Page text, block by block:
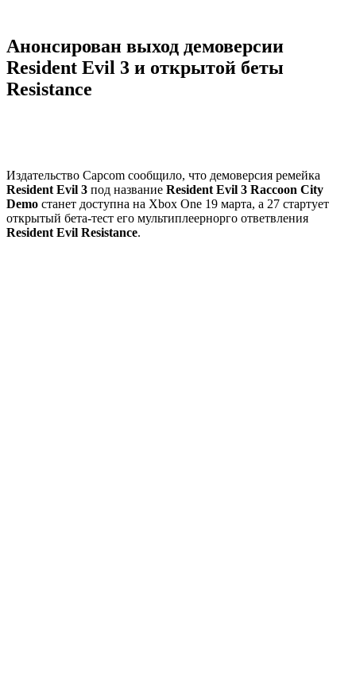
Анонсирован выход демоверсии
Resident Evil 3 и открытой беты
Resistance
Издательство Capcom сообщило, что демоверсия ремейка
Resident Evil 3 под название Resident Evil 3 Raccoon City
Demo станет доступна на Xbox One 19 марта, а 27 стартует
открытый бета-тест его мультиплеернорго ответвления
Resident Evil Resistance.